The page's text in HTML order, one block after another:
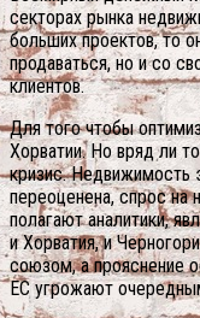
секторах рынка
больших проектов, то
продаваться, но и со
клиентов.
Для того чтобы
Хорватии. Но вряд ли
кризис. Недвижимость
переоценена, спрос на
полагают аналитики,
и Хорватия, и
союзом, а прояснение
ЕС угрожают